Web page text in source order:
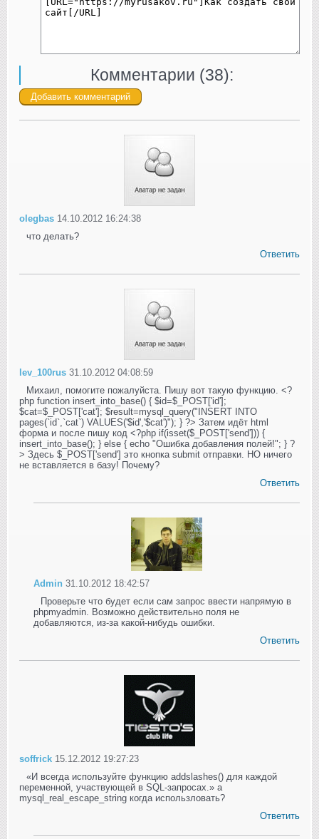
Комментарии (38):
olegbas 14.10.2012 16:24:38
что делать?
Ответить
lev_100rus 31.10.2012 04:08:59
Михаил, помогите пожалуйста. Пишу вот такую функцию. <?
php function insert_into_base() { $id=$_POST['id'];
$cat=$_POST['cat']; $result=mysql_query("INSERT INTO
pages(`id`,`cat`) VALUES('$id','$cat')"); } ?> Затем идёт html
форма и после пишу код <?php if(isset($_POST['send'])) {
insert_into_base(); } else { echo "Ошибка добавления полей!"; } ?
> Здесь $_POST['send'] это кнопка submit отправки. НО ничего
не вставляется в базу! Почему?
Ответить
Admin 31.10.2012 18:42:57
Проверьте что будет если сам запрос ввести напрямую в
phpmyadmin. Возможно действительно поля не
добавляются, из-за какой-нибудь ошибки.
Ответить
soffrick 15.12.2012 19:27:23
«И всегда используйте функцию addslashes() для каждой
переменной, участвующей в SQL-запросах.» а
mysql_real_escape_string когда использловать?
Ответить